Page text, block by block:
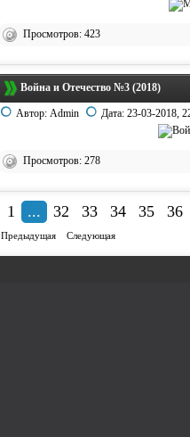
Просмотров: 423
Война и Отечество №3 (2018)
Автор: Admin Дата: 23-03-2018,
Просмотров: 278
1 ... 32 33 34 35 36
Предыдущая Следующая